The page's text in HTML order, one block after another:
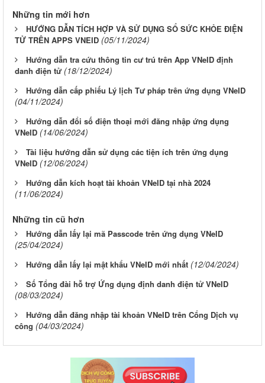
Những tin mới hơn
HƯỚNG DẪN TÍCH HỢP VÀ SỬ DỤNG SỔ SỨC KHỎE ĐIỆN
TỬ TRÊN APPS VNEID (05/11/2024)
Hướng dẫn tra cứu thông tin cư trú trên App VNeID định
danh điện tử (18/12/2024)
Hướng dẫn cấp phiếu Lý lịch Tư pháp trên ứng dụng VNeID
(04/11/2024)
Hướng dẫn đổi số điện thoại mới đăng nhập ứng dụng
VNeID (14/06/2024)
Tài liệu hướng dẫn sử dụng các tiện ích trên ứng dụng
VNeID (12/06/2024)
Hướng dẫn kích hoạt tài khoản VNeID tại nhà 2024
(11/06/2024)
Những tin cũ hơn
Hướng dẫn lấy lại mã Passcode trên ứng dụng VNeID
(25/04/2024)
Hướng dẫn lấy lại mật khẩu VNeID mới nhất (12/04/2024)
Số Tổng đài hỗ trợ Ứng dụng định danh điện tử VNeID
(08/03/2024)
Hướng dẫn đăng nhập tài khoản VNeID trên Cổng Dịch vụ
công (04/03/2024)